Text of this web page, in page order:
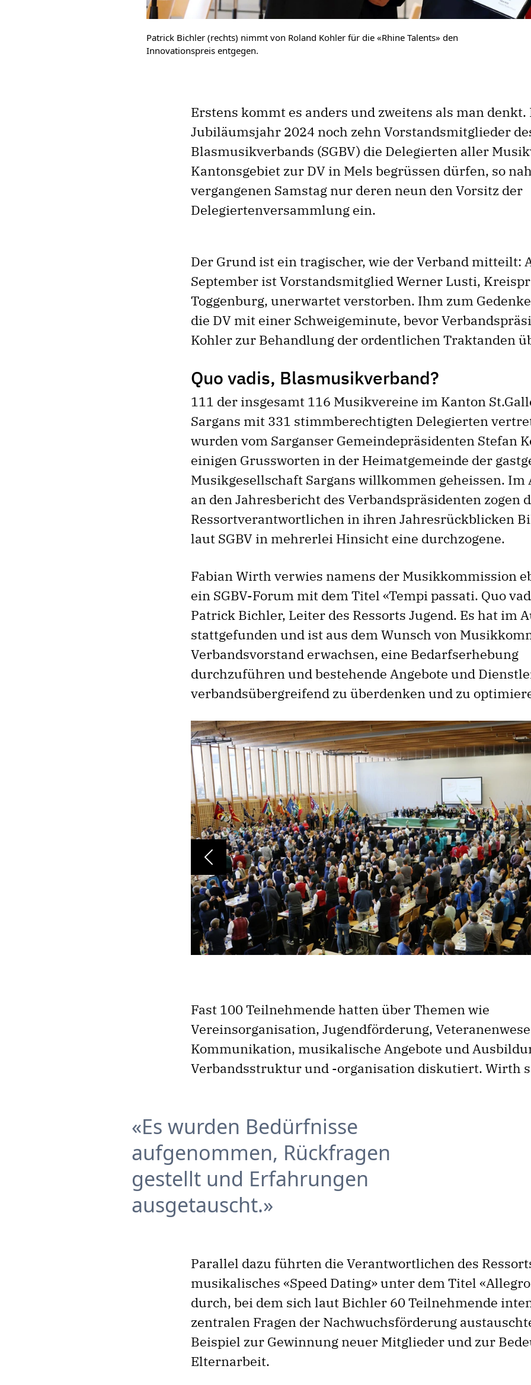
Patrick Bichler (rechts) nimmt von Roland Kohler für die «Rhine Talents» den
Innovationspreis entgegen.
Erstens kommt es anders und zweitens als man denkt.
Jubiläumsjahr 2024 noch zehn Vorstandsmitglieder
Blasmusikverbands (SGBV) die Delegierten aller
Kantonsgebiet zur DV in Mels begrüssen dürfen, so
vergangenen Samstag nur deren neun den Vorsitz der
Delegiertenversammlung ein.
Der Grund ist ein tragischer, wie der Verband mitteilt:
September ist Vorstandsmitglied Werner Lusti,
Toggenburg, unerwartet verstorben. Ihm zum
die DV mit einer Schweigeminute, bevor
Kohler zur Behandlung der ordentlichen Traktanden
Quo vadis, Blasmusikverband?
111 der insgesamt 116 Musikvereine im Kanton
Sargans mit 331 stimmberechtigten Delegierten
wurden vom Sarganser Gemeindepräsidenten Stefan
einigen Grussworten in der Heimatgemeinde der
Musikgesellschaft Sargans willkommen geheissen. Im
an den Jahresbericht des Verbandspräsidenten zogen
Ressortverantwortlichen in ihren Jahresrückblicken
laut SGBV in mehrerlei Hinsicht eine durchzogene.
Fabian Wirth verwies namens der Musikkommission
ein SGBV-Forum mit dem Titel «Tempi passati. Quo
Patrick Bichler, Leiter des Ressorts Jugend. Es hat im
stattgefunden und ist aus dem Wunsch von
Verbandsvorstand erwachsen, eine Bedarfserhebung
durchzuführen und bestehende Angebote und
verbandsübergreifend zu überdenken und zu
Previous
Fast 100 Teilnehmende hatten über Themen wie
Vereinsorganisation, Jugendförderung,
Kommunikation, musikalische Angebote und
Verbandsstruktur und -organisation diskutiert. Wirth
Es wurden Bedürfnisse
aufgenommen, Rückfragen
gestellt und Erfahrungen
ausgetauscht.
Parallel dazu führten die Verantwortlichen des
musikalisches «Speed Dating» unter dem Titel
durch, bei dem sich laut Bichler 60 Teilnehmende
zentralen Fragen der Nachwuchsförderung
Beispiel zur Gewinnung neuer Mitglieder und zur
Elternarbeit.